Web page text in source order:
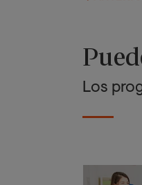
Los